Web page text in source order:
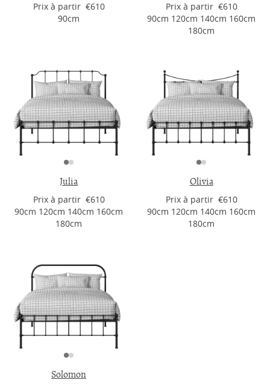
Prix ​​à partir €610
90cm
Prix ​​à partir €610
90cm 120cm 140cm 160cm
180cm
Julia
Prix ​​à partir €610
90cm 120cm 140cm 160cm
180cm
Olivia
Prix ​​à partir €610
90cm 120cm 140cm 160cm
180cm
Solomon